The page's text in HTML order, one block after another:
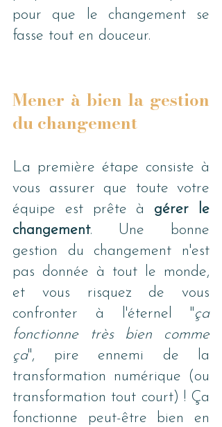
pour que le changement se
fasse tout en douceur.
Mener à bien la gestion
du changement
La première étape consiste à
vous assurer que toute votre
équipe est prête à gérer le
changement. Une bonne
gestion du changement n'est
pas donnée à tout le monde,
et vous risquez de vous
confronter à l'éternel "ça
fonctionne très bien comme
ça", pire ennemi de la
transformation numérique (ou
transformation tout court) ! Ça
fonctionne peut-être bien en